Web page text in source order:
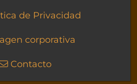
de Privacidad
corporativa
Contacto